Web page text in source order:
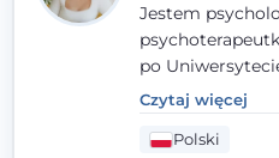
Jestem
po
dorosłymi,
pomoc na
potrzeb i więzi
Czytaj więcej
Polski